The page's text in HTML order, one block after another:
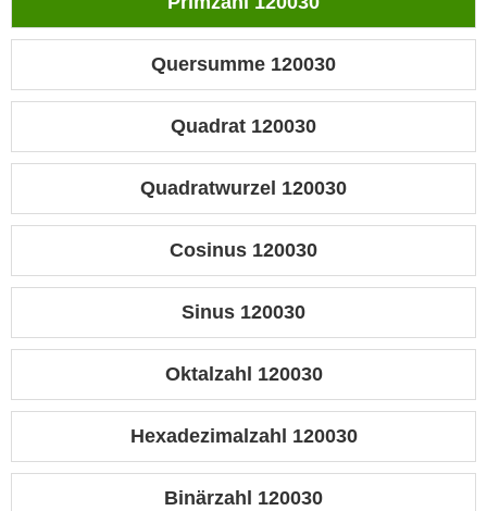
Quersumme 120030
Quadrat 120030
Quadratwurzel 120030
Cosinus 120030
Sinus 120030
Oktalzahl 120030
Hexadezimalzahl 120030
Binärzahl 120030